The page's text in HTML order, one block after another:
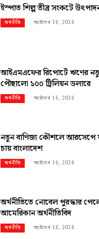
ইস্পাত শিল্প তীব্র সংকটে
অর্থনীতি অক্টোবর 16, 2024
আইএমএফের রিপোর্টে ঋণের
পৌছালো ১০০ ট্রিলিয়ন ডলারে
অর্থনীতি অক্টোবর 16, 2024
নতুন বাণিজ্য কৌশলে আরসেপে
চায় বাংলাদেশ
অর্থনীতি অক্টোবর 16, 2024
অর্থনীতিতে নোবেল পুরস্কার
আমেরিকান অর্থনীতিবিদ
অর্থনীতি অক্টোবর 16, 2024